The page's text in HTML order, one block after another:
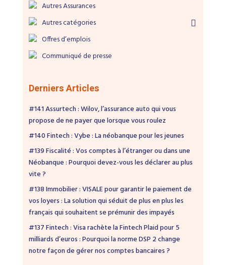
Autres Assurances
Autres catégories
Offres d’emplois
Communiqué de presse
Derniers Articles
#141 Assurtech : Wilov, l’assurance auto qui vous
propose de ne payer que lorsque vous roulez
#140 Fintech : Vybe : La néobanque pour les jeunes
#139 Fiscalité : Vos comptes à l’étranger ou dans une
Néobanque : Pourquoi devez-vous les déclarer au plus
vite ?
#138 Immobilier : VISALE pour garantir le paiement de
vos loyers : La solution qui séduit de plus en plus les
français qui souhaitent se prémunir des impayés
#137 Fintech : Visa rachète la Fintech Plaid pour 5
milliards d’euros : Pourquoi la norme DSP 2 change
notre façon de gérer nos comptes bancaires ?